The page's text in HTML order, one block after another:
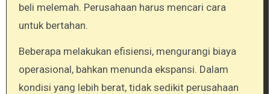
beli melemah. Perusahaan harus mencari cara
untuk bertahan.
Beberapa melakukan efisiensi, mengurangi biaya
operasional, bahkan menunda ekspansi. Dalam
kondisi yang lebih berat, tidak sedikit perusahaan